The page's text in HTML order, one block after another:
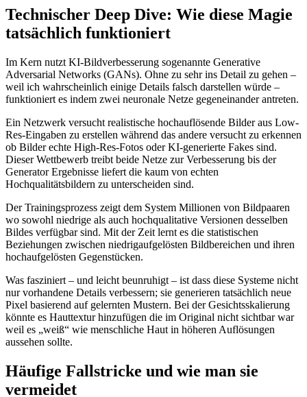
Technischer Deep Dive: Wie diese Magie
tatsächlich funktioniert
Im Kern nutzt KI-Bildverbesserung sogenannte Generative
Adversarial Networks (GANs). Ohne zu sehr ins Detail zu gehen –
weil ich wahrscheinlich einige Details falsch darstellen würde –
funktioniert es indem zwei neuronale Netze gegeneinander antreten.
Ein Netzwerk versucht realistische hochauflösende Bilder aus Low-
Res-Eingaben zu erstellen während das andere versucht zu erkennen
ob Bilder echte High-Res-Fotos oder KI-generierte Fakes sind.
Dieser Wettbewerb treibt beide Netze zur Verbesserung bis der
Generator Ergebnisse liefert die kaum von echten
Hochqualitätsbildern zu unterscheiden sind.
Der Trainingsprozess zeigt dem System Millionen von Bildpaaren
wo sowohl niedrige als auch hochqualitative Versionen desselben
Bildes verfügbar sind. Mit der Zeit lernt es die statistischen
Beziehungen zwischen niedrigaufgelösten Bildbereichen und ihren
hochaufgelösten Gegenstücken.
Was fasziniert – und leicht beunruhigt – ist dass diese Systeme nicht
nur vorhandene Details verbessern; sie generieren tatsächlich neue
Pixel basierend auf gelernten Mustern. Bei der Gesichtsskalierung
könnte es Hauttextur hinzufügen die im Original nicht sichtbar war
weil es „weiß“ wie menschliche Haut in höheren Auflösungen
aussehen sollte.
Häufige Fallstricke und wie man sie
vermeidet